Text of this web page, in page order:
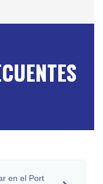
en el Port